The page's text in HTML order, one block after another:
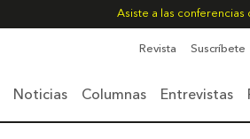
Asiste a las conferencias
Revista Suscríbete
Noticias Columnas Entrevistas